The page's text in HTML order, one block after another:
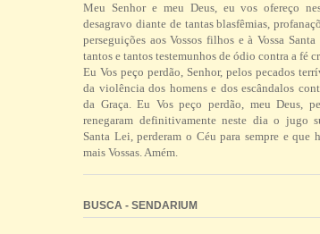
Meu Senhor e meu Deus, eu vos ofereço
desagravo diante de tantas blasfêmias,
perseguições aos Vossos filhos e à Vossa
tantos e tantos testemunhos de ódio contra a fé
Eu Vos peço perdão, Senhor, pelos pecados
da violência dos homens e dos escândalos
da Graça. Eu Vos peço perdão, meu Deus,
renegaram definitivamente neste dia o jugo
Santa Lei, perderam o Céu para sempre e que
mais Vossas. Amém.
BUSCA - SENDARIUM